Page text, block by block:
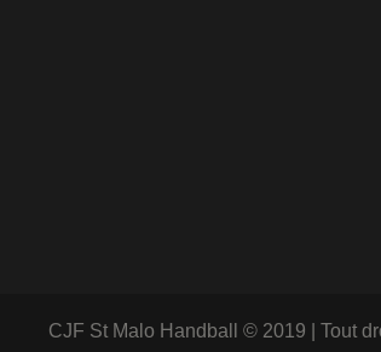
CJF St Malo Handball © 2019 | Tout